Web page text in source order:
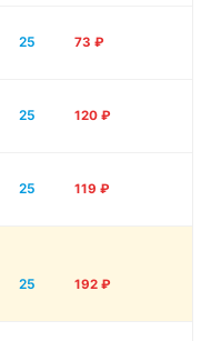
25 73 ₽
25 120 ₽
25 119 ₽
25 192 ₽